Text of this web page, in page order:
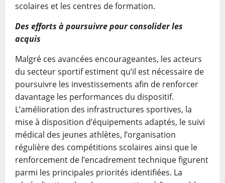
scolaires et les centres de formation.
Des efforts à poursuivre pour consolider les
acquis
Malgré ces avancées encourageantes, les acteurs
du secteur sportif estiment qu’il est nécessaire de
poursuivre les investissements afin de renforcer
davantage les performances du dispositif.
L’amélioration des infrastructures sportives, la
mise à disposition d’équipements adaptés, le suivi
médical des jeunes athlètes, l’organisation
régulière des compétitions scolaires ainsi que le
renforcement de l’encadrement technique figurent
parmi les principales priorités identifiées. La